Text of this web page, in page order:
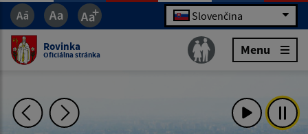
Slovenčina
Rovinka
Oficiálna stránka Menu